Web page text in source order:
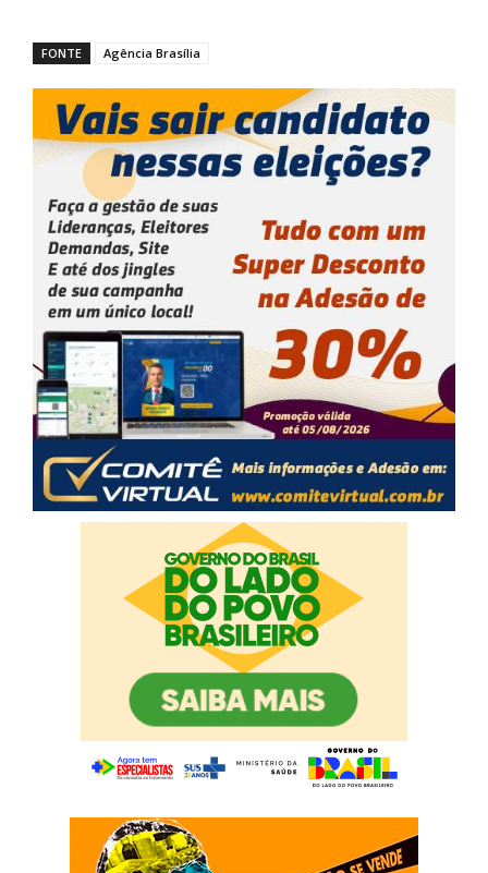
FONTE Agência Brasília